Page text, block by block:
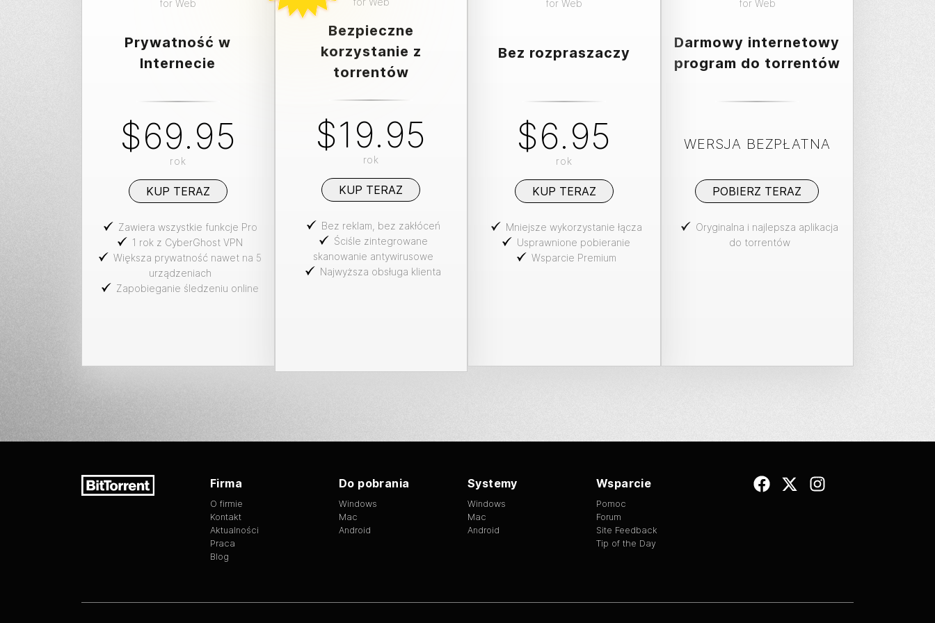
forWeb
Prywatność w
Internecie
$69.95
rok
KUP TERAZ
Zawiera wszystkie funkcje Pro
1 rok z CyberGhost VPN
Większa prywatność nawet na 5
urządzeniach
Zapobieganie śledzeniu online
Bezpieczne
korzystanie z
torrentów
$19.95
rok
KUP TERAZ
Bez reklam, bez zakłóceń
Ściśle zintegrowane
skanowanie antywirusowe
Najwyższa obsługa klienta
forWeb
Bez rozpraszaczy
$6.95
rok
KUP TERAZ
Mniejsze wykorzystanie łącza
Usprawnione pobieranie
Wsparcie Premium
for Web
Darmowy internetowy
program do torrentów
WERSJA BEZPŁATNA
POBIERZ TERAZ
Oryginalna i najlepsza aplikacja
do torrentów
Firma
O firmie
Kontakt
Aktualności
Praca
Blog
Do pobrania
Windows
Mac
Android
Systemy
Windows
Mac
Android
Wsparcie
Pomoc
Forum
Site Feedback
Tip of the Day